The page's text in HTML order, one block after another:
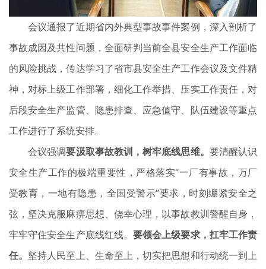
会议通报了近期省内外典型事故事件案例，深入剖析了
事故成因及共性问题，全面研判当前全县安全生产工作面临
的风险挑战，传达学习了省市县安全生产工作会议及文件精
神，对标上级工作部署，细化工作举措、压实工作责任，对
后段安全生产监管、隐患排查、应急值守、队伍建设等重点
工作进行了系统安排。
会议强调要汲取事故教训，树牢底线思维。 要清醒认识
安全生产工作的极端重要性，严格落实“一厂有事故，万厂
受教育，一地有隐患，全国受警示”要求，时刻绷紧安全之
弦，坚决克服麻痹思想、侥幸心理，以事故教训警醒自身，
牢牢守住安全生产底线红线。要领会上级要求，扛牢工作责
任。 坚持人民至上、生命至上，切实把思想和行动统一到上